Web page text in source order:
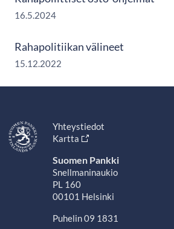
16.5.2024
Rahapolitiikan välineet
15.12.2022
Yhteystiedot
Kartta
Suomen Pankki
Snellmaninaukio
PL 160
00101 Helsinki
Puhelin 09 1831